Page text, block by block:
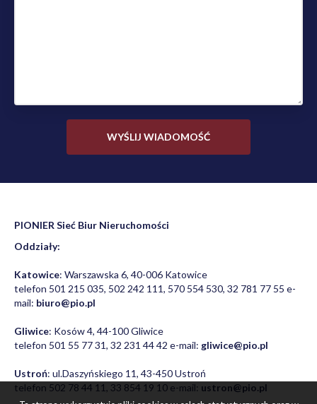
PIONIER Sieć Biur Nieruchomości
Oddziały:
Katowice: Warszawska 6, 40-006 Katowice
telefon 501 215 035, 502 242 111, 570 554 530, 32 781 77 55 e-
mail: biuro@pio.pl
Gliwice: Kosów 4, 44-100 Gliwice
telefon 501 55 77 31, 32 231 44 42 e-mail: gliwice@pio.pl
Ustroń: ul.Daszyńskiego 11, 43-450 Ustroń
telefon 502 78 44 11, 33 854 19 10 e-mail: ustron@pio.pl